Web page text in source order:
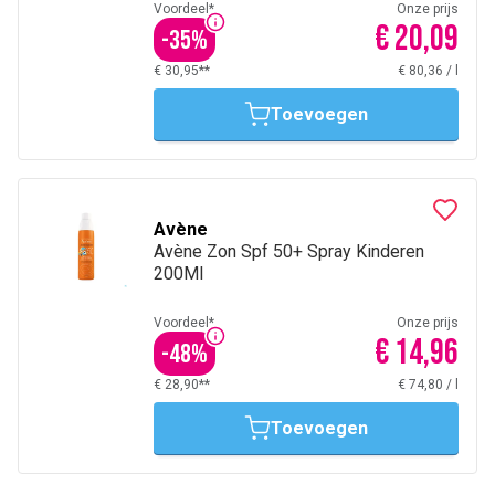
Voordeel*
-35%
Onze prijs
€ 20,09
€ 30,95** € 80,36 /
Toevoegen
Avène
Avène Zon Spf 50+ Spray Kinderen
200Ml
Voordeel*
-48%
Onze prijs
€ 14,96
€ 28,90** € 74,80 /
Toevoegen